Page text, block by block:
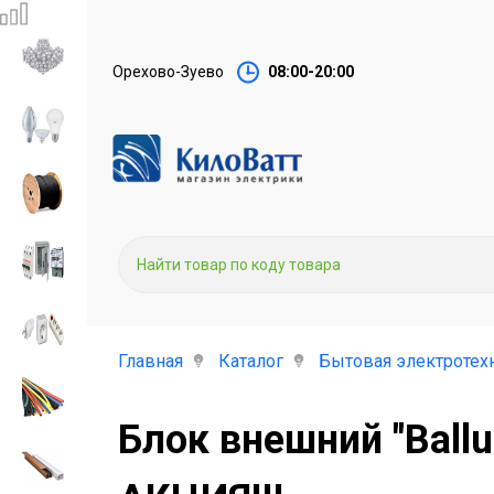
Орехово-Зуево 08:00-20:00
Главная Каталог Бытовая
Блок внешний